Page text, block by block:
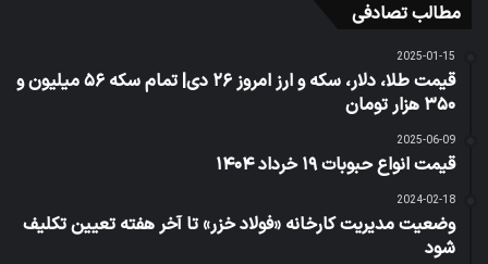
مطالب تصادفی
2025-01-15
قیمت طلا، دلار، سکه و ارز امروز ۲۶ دی| تمام سکه ۵۶ میلیون و
۳۵۰ هزار تومان
2025-06-09
قیمت انواع حبوبات ۱۹ خرداد ۱۴۰۴
2024-02-18
وضعیت مدیریت کارخانه «فولاد خزر» تا آخر هفته تعیین تکلیف
شود